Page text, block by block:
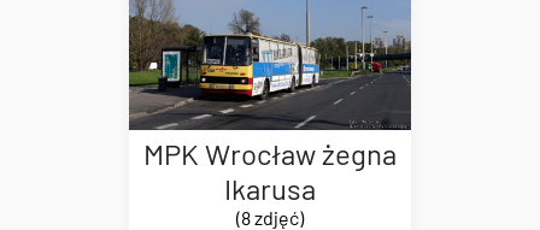
MPK Wrocław żegna
Ikarusa
(8 zdjęć)